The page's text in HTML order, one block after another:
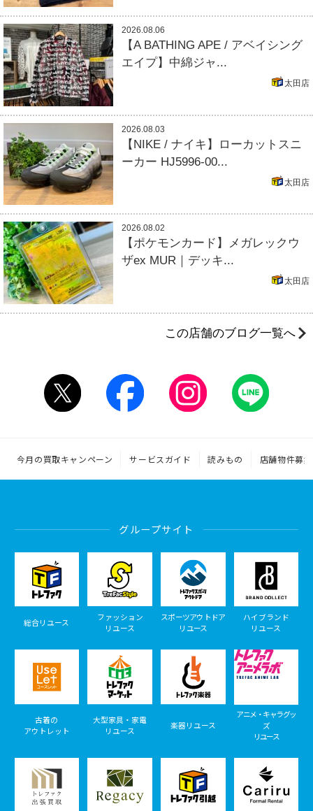
2026.08.06
【A BATHING APE / アベイシング
エイプ】中綿ジャ...
太田店
2026.08.03
【NIKE / ナイキ】ローカットスニ
ーカー HJ5996-00...
太田店
2026.08.02
【ポケモンカード】メガレックウ
ザex MUR｜デッキ...
太田店
この店舗のブログ一覧へ
今月の買取キャンペーン サービスガイド 読みもの 店舗物件募集
グループサイト
総合リユース
ファッション
リユース
スポーツアウトドア
リユース
ハイブランド
リユース
古着の
アウトレット
大型家具・家電
リユース
楽器リユース
アニメ・キャラグッ
ズ
リユース